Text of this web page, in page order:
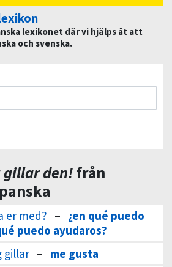
lexikonet där vi hjälps åt att
och svenska.
gillar den!från
er med? – ¿en qué puedo
puedo ayudaros?
gillar – me gusta